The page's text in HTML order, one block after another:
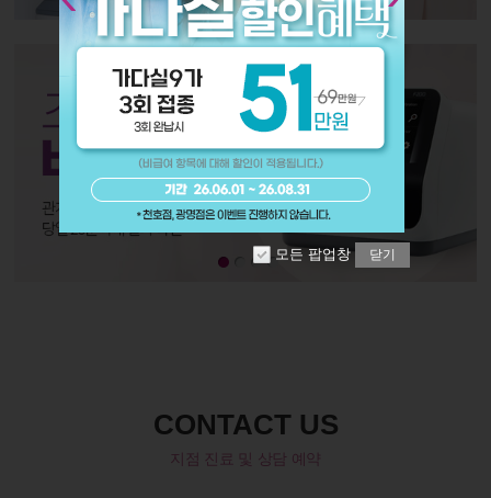
모든 팝업창 닫기
CONTACT US
지점 진료 및 상담 예약